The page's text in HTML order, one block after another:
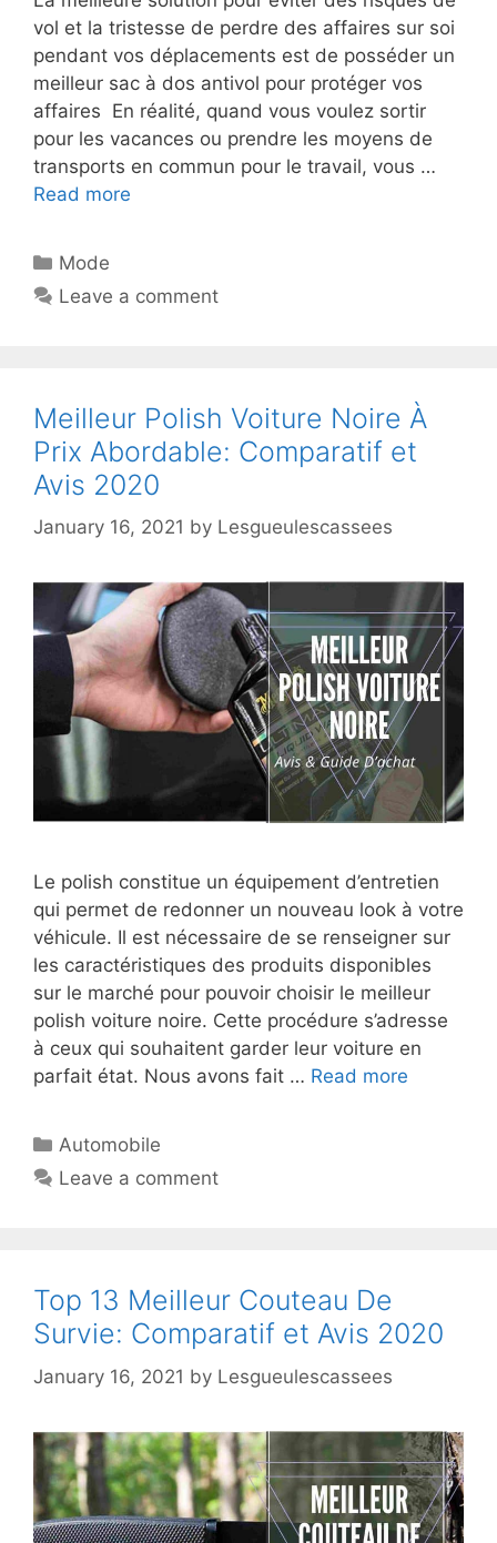
vol et la tristesse de perdre des affaires sur soi
pendant vos déplacements est de posséder un
meilleur sac à dos antivol pour protéger vos
affaires En réalité, quand vous voulez sortir
pour les vacances ou prendre les moyens de
transports en commun pour le travail, vous …
Read more
Mode
Leave a comment
Meilleur Polish Voiture Noire À
Prix Abordable: Comparatif et
Avis 2020
January 16, 2021 by Lesgueulescassees
Le polish constitue un équipement d’entretien
qui permet de redonner un nouveau look à votre
véhicule. Il est nécessaire de se renseigner sur
les caractéristiques des produits disponibles
sur le marché pour pouvoir choisir le meilleur
polish voiture noire. Cette procédure s’adresse
à ceux qui souhaitent garder leur voiture en
parfait état. Nous avons fait … Read more
Automobile
Leave a comment
Top 13 Meilleur Couteau De
Survie: Comparatif et Avis 2020
January 16, 2021 by Lesgueulescassees